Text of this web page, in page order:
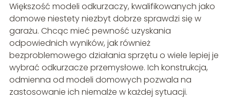
Większość modeli odkurzaczy, kwalifikowanych jako
domowe niestety niezbyt dobrze sprawdzi się w
garażu. Chcąc mieć pewność uzyskania
odpowiednich wyników, jak również
bezproblemowego działania sprzętu o wiele lepiej je
wybrać odkurzacze przemysłowe. Ich konstrukcja,
odmienna od modeli domowych pozwala na
zastosowanie ich niemalże w każdej sytuacji.